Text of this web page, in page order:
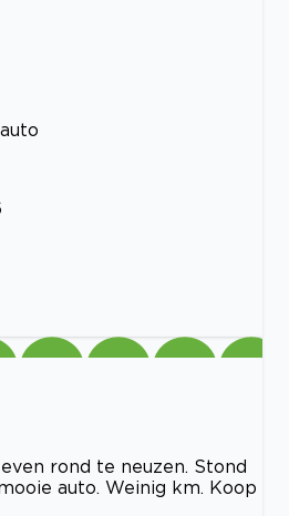
rond te neuzen. Stond
auto. Weinig km. Koop